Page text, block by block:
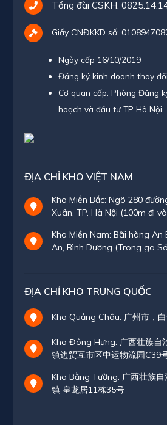
Tổng đài CSKH:
Giấy CNĐKKD số:
Ngày cấp 16/10/2019
Đăng ký kinh doanh thay
Cơ quan cấp: Phòng Đăng
hoạch và đầu tư TP Hà Nội
ĐỊA CHỈ KHO VIỆT NAM
Kho Miền Bắc: Ngõ 280
Xuân, TP. Hà Nội (100m đi
Kho Miền Nam: Bãi hàng An
An, Bình Dương (Trong ga
ĐỊA CHỈ KHO TRUNG QUỐC
Kho Quảng Châu: 广州市，
Kho Đông Hưng: 广西壮族自
镇边贸互市区中运物流园C39
Kho Bằng Tường: 广西壮族
镇 皇龙居11栋35号